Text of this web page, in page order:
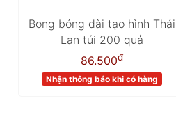
Bong bóng dài tạo hình Thái
Lan túi 200 quả
86.500đ
Nhận thông báo khi có hàng